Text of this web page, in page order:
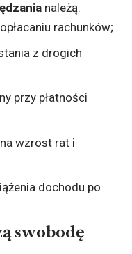
należą:
rachunków;
z drogich
przy płatności
wzrost rat i
dochodu po
swobodę